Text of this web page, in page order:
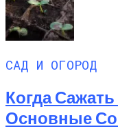
САД И ОГОРОД
Когда
Основные